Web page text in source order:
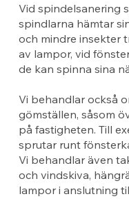
Vid spindelsanering
spindlarna hämtar
och mindre insekter
av lampor, vid
de kan spinna sina
Vi behandlar också
gömställen, såsom
på fastigheten. Till
sprutar runt
Vi behandlar även
och vindskiva,
lampor i anslutning